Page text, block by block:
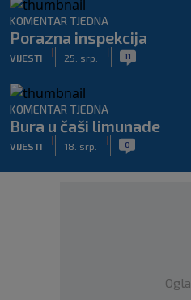
KOMENTAR TJEDNA
Porazna inspekcija
VIJESTI
|
25. srp.
| 11
KOMENTAR TJEDNA
Bura u čaši limunade
VIJESTI
|
18. srp.
| 0